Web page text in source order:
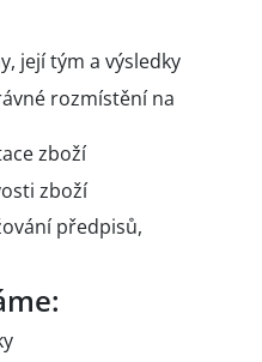
její tým a výsledky
rozmístění na
zboží
zboží
předpisů,